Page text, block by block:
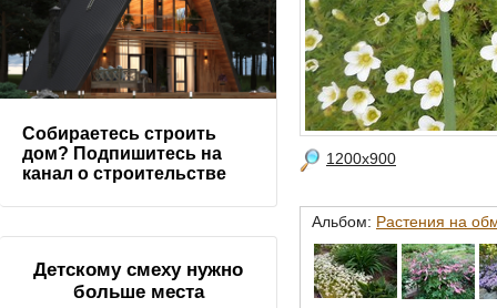
1200x900
Альбом: Растения на
Собираетесь строить
дом? Подпишитесь на
канал о строительстве
Детскому смеху нужно
больше места